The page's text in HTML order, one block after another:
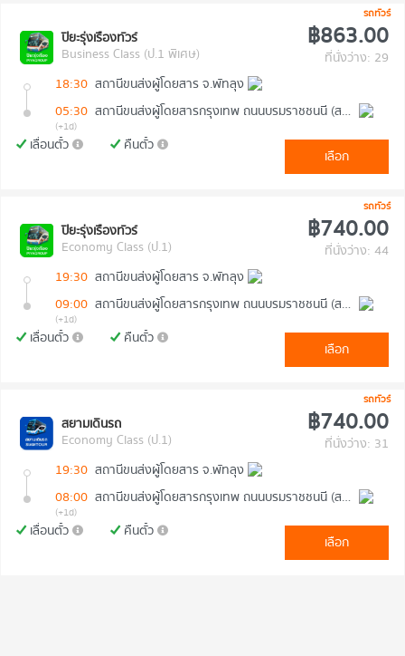
รถทัวร์
ปิยะรุ่งเรืองทัวร์
Business Class (ป.1 พิเศษ)
฿863.00
ที่นั่งว่าง: 29
18:30 สถานีขนส่งผู้โดยสาร จ.พัทลุง
05:30
สถานีขนส่งผู้โดยสารกรุงเทพ ถนนบรมราชชนนี (สายใต้ใหม่)
(+1d)
เลื่อนตั๋ว คืนตั๋ว
เลือก
รถทัวร์
ปิยะรุ่งเรืองทัวร์
Economy Class (ป.1)
฿740.00
ที่นั่งว่าง: 44
19:30 สถานีขนส่งผู้โดยสาร จ.พัทลุง
09:00
สถานีขนส่งผู้โดยสารกรุงเทพ ถนนบรมราชชนนี (สายใต้ใหม่)
(+1d)
เลื่อนตั๋ว คืนตั๋ว
เลือก
รถทัวร์
สยามเดินรถ
Economy Class (ป.1)
฿740.00
ที่นั่งว่าง: 31
19:30 สถานีขนส่งผู้โดยสาร จ.พัทลุง
08:00
สถานีขนส่งผู้โดยสารกรุงเทพ ถนนบรมราชชนนี (สายใต้ใหม่)
(+1d)
เลื่อนตั๋ว คืนตั๋ว
เลือก